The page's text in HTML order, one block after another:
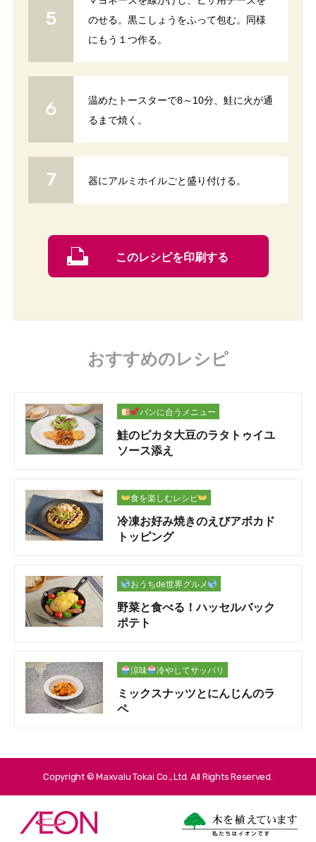
のせる。黒こしょうをふって包む。同様
にもう１つ作る。
温めたトースターで8～10分、鮭に火が通
るまで焼く。
器にアルミホイルごと盛り付ける。
このレシピを印刷する
おすすめのレシピ
パンに合うメニュー
鮭のピカタ大豆のラタトゥイユ
ソース添え
食を楽しむレシピ
冷凍お好み焼きのえびアボカド
トッピング
おうちde世界グルメ
野菜と食べる！ハッセルバック
ポテト
涼味 冷やしてサッパリ
ミックスナッツとにんじんのラ
ペ
Copyright © Maxvalu Tokai Co., Ltd. All Rights Reserved.